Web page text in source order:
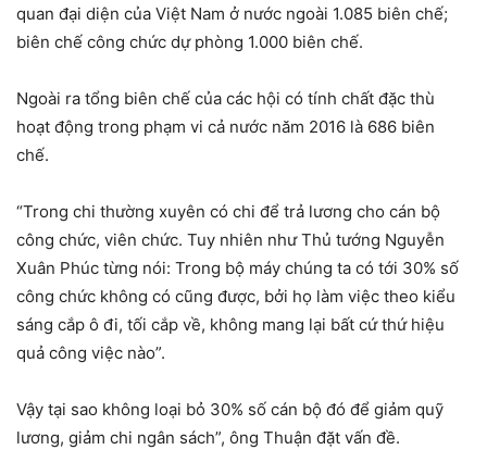
quan đại diện của Việt Nam ở nước ngoài 1.085 biên chế;
biên chế công chức dự phòng 1.000 biên chế.
Ngoài ra tổng biên chế của các hội có tính chất đặc thù
hoạt động trong phạm vi cả nước năm 2016 là 686 biên
chế.
“Trong chi thường xuyên có chi để trả lương cho cán bộ
công chức, viên chức. Tuy nhiên như Thủ tướng Nguyễn
Xuân Phúc từng nói: Trong bộ máy chúng ta có tới 30% số
công chức không có cũng được, bởi họ làm việc theo kiểu
sáng cắp ô đi, tối cắp về, không mang lại bất cứ thứ hiệu
quả công việc nào”.
Vậy tại sao không loại bỏ 30% số cán bộ đó để giảm quỹ
lương, giảm chi ngân sách”, ông Thuận đặt vấn đề.